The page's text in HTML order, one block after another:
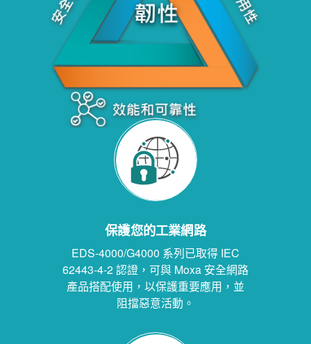
保護您的工業網路
EDS-4000/G4000 系列已取得 IEC
62443-4-2 認證，可與 Moxa 安全網路
產品搭配使用，以保護重要應用，並
阻擋惡意活動。